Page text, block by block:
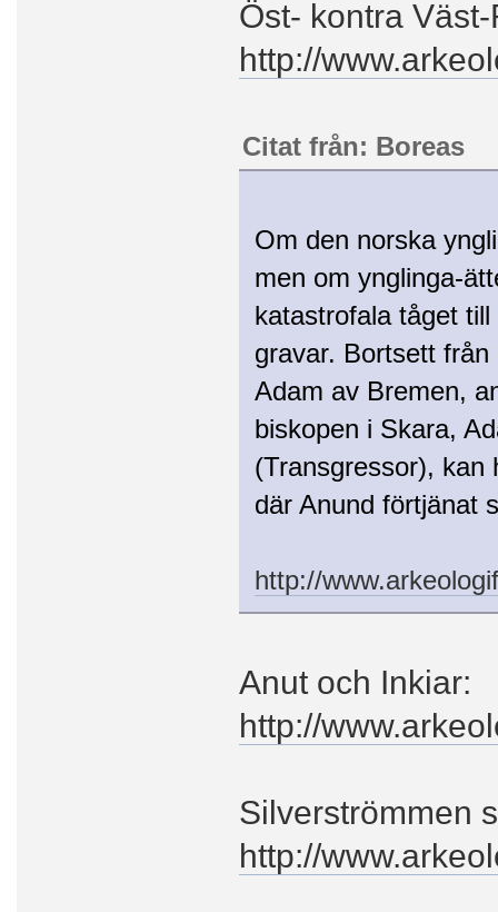
Öst- kontra
http://
Citat från: Boreas
Om den norska
men om ynglinga-
katastrofala tåget
gravar. Bortsett
Adam av Bremen,
biskopen i Skara,
(Transgressor), kan
där Anund förtjänat
http://
Anut och Inkiar:
http://
Silverströmmen
http://